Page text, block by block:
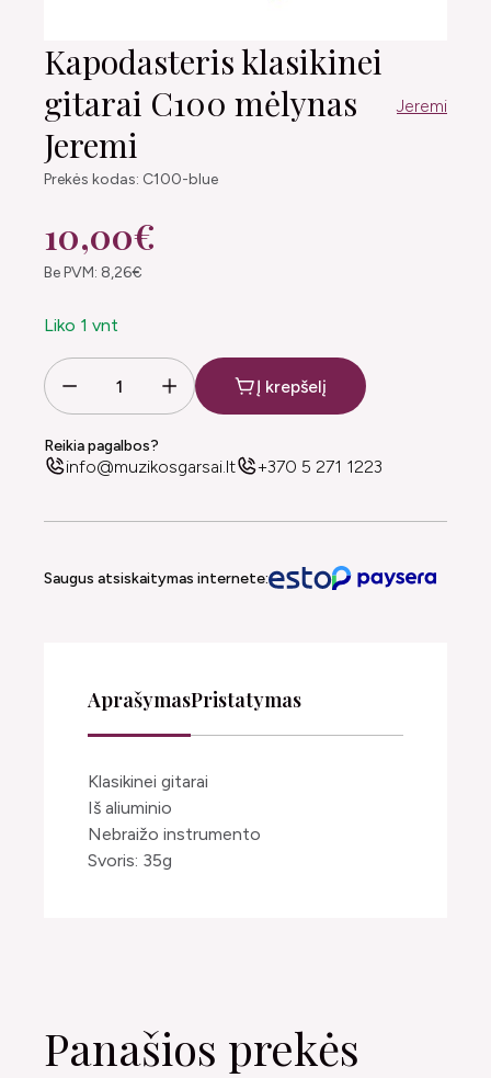
Kapodasteris klasikinei
gitarai C100 mėlynas
Jeremi
Jeremi
Prekės kodas: C100-blue
10,00€
Be PVM: 8,26€
Liko 1 vnt
Į krepšelį
Reikia pagalbos?
info@muzikosgarsai.lt +370 5 271 1223
Saugus atsiskaitymas internete:
AprašymasPristatymas
Klasikinei gitarai
Iš aliuminio
Nebraižo instrumento
Svoris: 35g
Panašios prekės